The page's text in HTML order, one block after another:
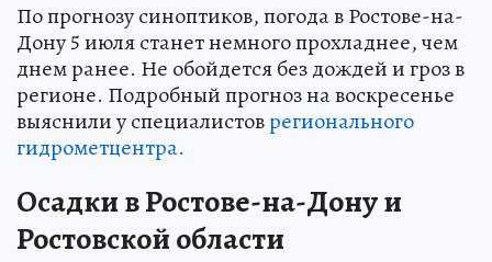
По прогнозу синоптиков, погода в Ростове-на-
Дону 5 июля станет немного прохладнее, чем
днем ранее. Не обойдется без дождей и гроз в
регионе. Подробный прогноз на воскресенье
выяснили у специалистоврегионального
гидрометцентра.
Осадки в Ростове-на-Дону и
Ростовской области